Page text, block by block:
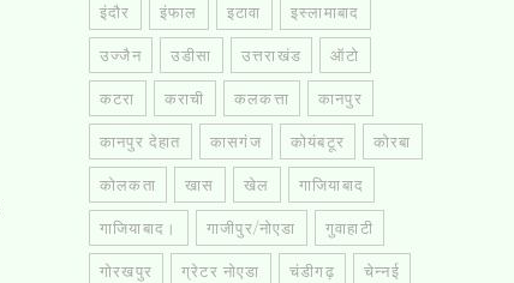
इंदौर इंफाल इटावा इस्लामाबाद
उज्जैन उडीसा उत्तराखंड ऑटो
कटरा कराची कलकत्ता कानपुर
कानपुर देहात कासगंज कोयंबटूर कोरबा
कोलकता खास खेल गाजियाबाद
गाजियाबाद। गाजीपुर/नोएडा गुवाहाटी
गोरखपुर ग्रेटर नोएडा चंडीगढ़ चेन्नई